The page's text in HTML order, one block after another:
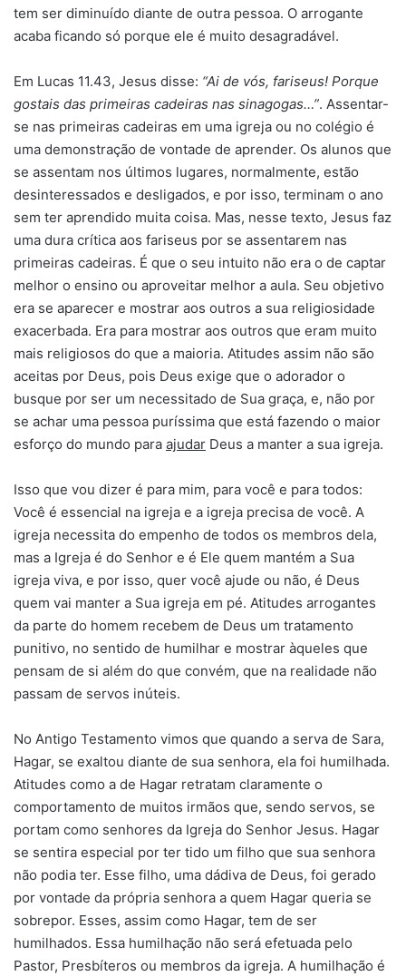
tem ser diminuído diante de outra pessoa. O arrogante
acaba ficando só porque ele é muito desagradável.
Em Lucas 11.43, Jesus disse: “Ai de vós, fariseus! Porque
gostais das primeiras cadeiras nas sinagogas…”. Assentar-
se nas primeiras cadeiras em uma igreja ou no colégio é
uma demonstração de vontade de aprender. Os alunos que
se assentam nos últimos lugares, normalmente, estão
desinteressados e desligados, e por isso, terminam o ano
sem ter aprendido muita coisa. Mas, nesse texto, Jesus faz
uma dura crítica aos fariseus por se assentarem nas
primeiras cadeiras. É que o seu intuito não era o de captar
melhor o ensino ou aproveitar melhor a aula. Seu objetivo
era se aparecer e mostrar aos outros a sua religiosidade
exacerbada. Era para mostrar aos outros que eram muito
mais religiosos do que a maioria. Atitudes assim não são
aceitas por Deus, pois Deus exige que o adorador o
busque por ser um necessitado de Sua graça, e, não por
se achar uma pessoa puríssima que está fazendo o maior
esforço do mundo para ajudar Deus a manter a sua igreja.
Isso que vou dizer é para mim, para você e para todos:
Você é essencial na igreja e a igreja precisa de você. A
igreja necessita do empenho de todos os membros dela,
mas a Igreja é do Senhor e é Ele quem mantém a Sua
igreja viva, e por isso, quer você ajude ou não, é Deus
quem vai manter a Sua igreja em pé. Atitudes arrogantes
da parte do homem recebem de Deus um tratamento
punitivo, no sentido de humilhar e mostrar àqueles que
pensam de si além do que convém, que na realidade não
passam de servos inúteis.
No Antigo Testamento vimos que quando a serva de Sara,
Hagar, se exaltou diante de sua senhora, ela foi humilhada.
Atitudes como a de Hagar retratam claramente o
comportamento de muitos irmãos que, sendo servos, se
portam como senhores da Igreja do Senhor Jesus. Hagar
se sentira especial por ter tido um filho que sua senhora
não podia ter. Esse filho, uma dádiva de Deus, foi gerado
por vontade da própria senhora a quem Hagar queria se
sobrepor. Esses, assim como Hagar, tem de ser
humilhados. Essa humilhação não será efetuada pelo
Pastor, Presbíteros ou membros da igreja. A humilhação é